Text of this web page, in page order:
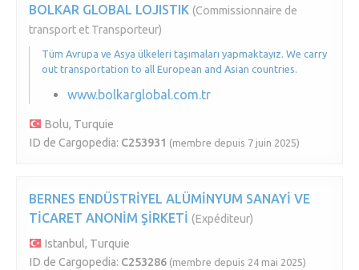
BOLKAR GLOBAL LOJISTIK (Commissionnaire de
transport et Transporteur)
Tüm Avrupa ve Asya ülkeleri taşımaları yapmaktayız. We carry
out transportation to all European and Asian countries.
www.bolkarglobal.com.tr
Bolu, Turquie
ID de Cargopedia: C253931 (membre depuis 7 juin 2025)
BERNES ENDÜSTRİYEL ALÜMİNYUM SANAYİ VE
TİCARET ANONİM ŞİRKETİ (Expéditeur)
Istanbul, Turquie
ID de Cargopedia: C253286 (membre depuis 24 mai 2025)